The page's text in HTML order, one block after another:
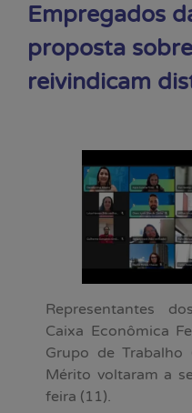
Empregados
proposta
reivindicam
Representantes
Caixa Econômica
Grupo de
Mérito voltaram a
feira (11).